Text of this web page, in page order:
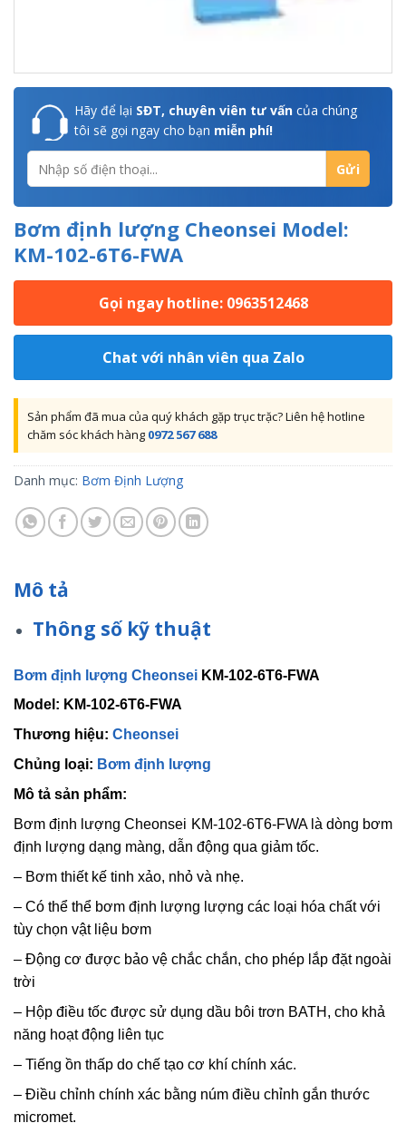
Hãy để lại SĐT, chuyên viên tư vấn của chúng
tôi sẽ gọi ngay cho bạn miễn phí!
Bơm định lượng Cheonsei Model:
KM-102-6T6-FWA
Gọi ngay hotline: 0963512468
Chat với nhân viên qua Zalo
Sản phẩm đã mua của quý khách gặp trục trặc? Liên hệ hotline
chăm sóc khách hàng 0972 567 688
Danh mục: Bơm Định Lượng
Mô tả
Thông số kỹ thuật
Bơm định lượng Cheonsei KM-102-6T6-FWA
Model: KM-102-6T6-FWA
Thương hiệu: Cheonsei
Chủng loại: Bơm định lượng
Mô tả sản phẩm:
Bơm định lượng Cheonsei KM-102-6T6-FWA là dòng bơm
định lượng dạng màng, dẫn động qua giảm tốc.
– Bơm thiết kế tinh xảo, nhỏ và nhẹ.
– Có thể thể bơm định lượng lượng các loại hóa chất với
tùy chọn vật liệu bơm
– Động cơ được bảo vệ chắc chắn, cho phép lắp đặt ngoài
trời
– Hộp điều tốc được sử dụng dầu bôi trơn BATH, cho khả
năng hoạt động liên tục
– Tiếng ồn thấp do chế tạo cơ khí chính xác.
– Điều chỉnh chính xác bằng núm điều chỉnh gắn thước
micromet.